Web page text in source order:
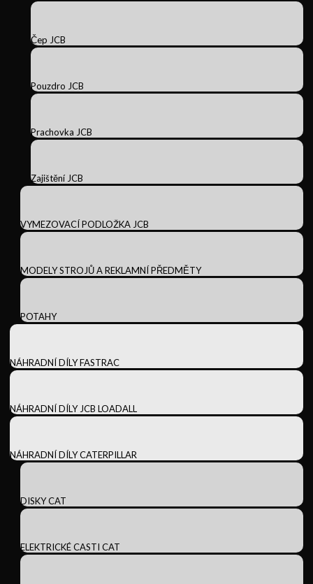
Čep JCB
Pouzdro JCB
Prachovka JCB
Zajištění JCB
VYMEZOVACÍ PODLOŽKA JCB
MODELY STROJŮ A REKLAMNÍ PŘEDMĚTY
POTAHY
NÁHRADNÍ DÍLY FASTRAC
NÁHRADNÍ DÍLY JCB LOADALL
NÁHRADNÍ DÍLY CATERPILLAR
DISKY CAT
ELEKTRICKÉ CASTI CAT